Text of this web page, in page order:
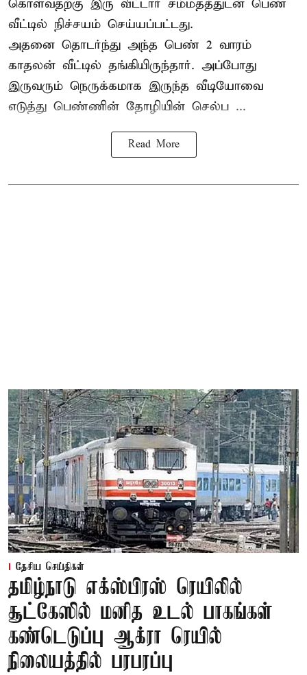
கொள்வதற்கு இரு வீட்டார் சம்மதத்துடன் பெண்
வீட்டில் நிச்சயம் செய்யப்பட்டது.
அதனை தொடர்ந்து அந்த பெண் 2 வாரம்
காதலன் வீட்டில் தங்கியிருந்தார். அப்போது
இருவரும் நெருக்கமாக இருந்த வீடியோவை
எடுத்து பெண்ணின் தோழியின் செல்ப ...
Read More
தேசிய செய்திகள்
தமிழ்நாடு எக்ஸ்பிரஸ் ரெயிலில்
சூட்கேஸில் மனித உடல் பாகங்கள்
கண்டெடுப்பு ஆக்ரா ரெயில்
நிலையத்தில் பரபரப்பு